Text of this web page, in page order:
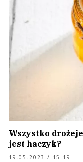
Wszystko
jest haczyk?
19.05.2023 / 15:19